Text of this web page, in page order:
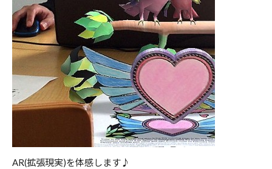
AR(拡張現実)を体感します♪